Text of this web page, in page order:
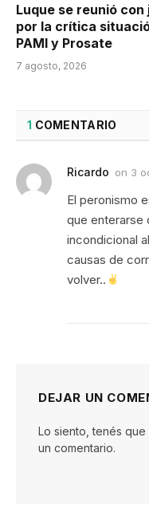
Luque se reunió
por la crítica
PAMI y Prosate
7 agosto, 2026
1 COMENTARIO
Ricardo on 3
El peronismo
que enterarse
incondicional
causas de
volver..
DEJAR UN
Lo siento, tenés que
un comentario.